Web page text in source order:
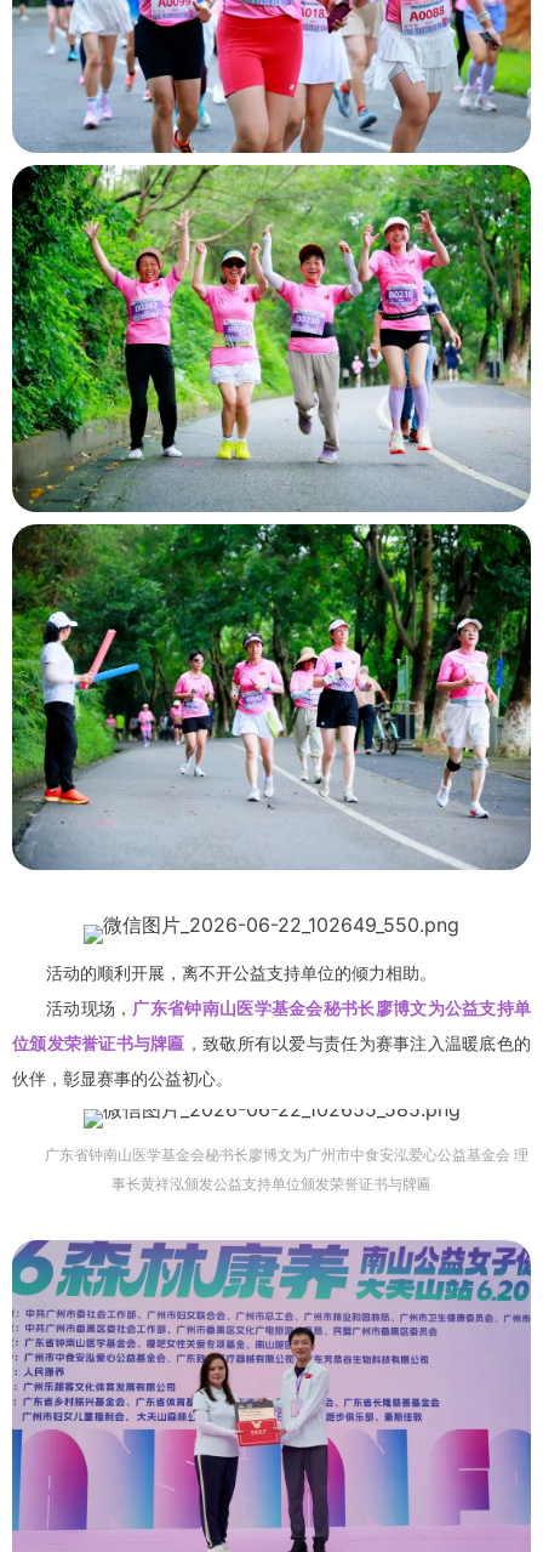
活动的顺利开展，离不开公益支持单位的倾力相助。
活动现场， 广东省钟南山医学基金会秘书长廖博文为公益支持单
位颁发荣誉证书与牌匾 ，致敬所有以爱与责任为赛事注入温暖底色的
伙伴，彰显赛事的公益初心。
广东省钟南山医学基金会秘书长廖博文为广州市中食安泓爱心公益基金会 理
事长黄祥泓颁发公益支持单位颁发荣誉证书与牌匾